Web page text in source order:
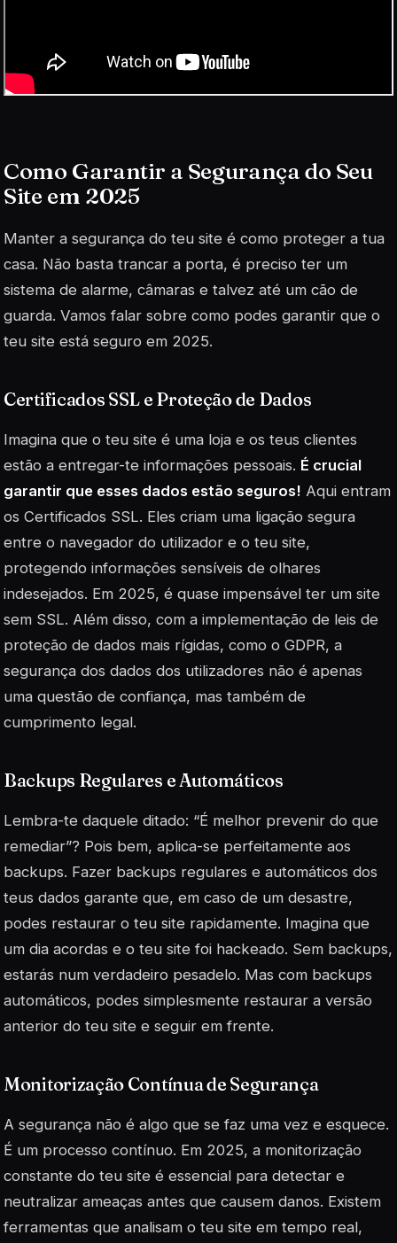
Como Garantir a Segurança do Seu
Site em 2025
Manter a segurança do teu site é como proteger a tua
casa. Não basta trancar a porta, é preciso ter um
sistema de alarme, câmaras e talvez até um cão de
guarda. Vamos falar sobre como podes garantir que o
teu site está seguro em 2025.
Certificados SSL e Proteção de Dados
Imagina que o teu site é uma loja e os teus clientes
estão a entregar-te informações pessoais. É crucial
garantir que esses dados estão seguros! Aqui entram
os Certificados SSL. Eles criam uma ligação segura
entre o navegador do utilizador e o teu site,
protegendo informações sensíveis de olhares
indesejados. Em 2025, é quase impensável ter um site
sem SSL. Além disso, com a implementação de leis de
proteção de dados mais rígidas, como o GDPR, a
segurança dos dados dos utilizadores não é apenas
uma questão de confiança, mas também de
cumprimento legal.
Backups Regulares e Automáticos
Lembra-te daquele ditado: “É melhor prevenir do que
remediar”? Pois bem, aplica-se perfeitamente aos
backups. Fazer backups regulares e automáticos dos
teus dados garante que, em caso de um desastre,
podes restaurar o teu site rapidamente. Imagina que
um dia acordas e o teu site foi hackeado. Sem backups,
estarás num verdadeiro pesadelo. Mas com backups
automáticos, podes simplesmente restaurar a versão
anterior do teu site e seguir em frente.
Monitorização Contínua de Segurança
A segurança não é algo que se faz uma vez e esquece.
É um processo contínuo. Em 2025, a monitorização
constante do teu site é essencial para detectar e
neutralizar ameaças antes que causem danos. Existem
ferramentas que analisam o teu site em tempo real,